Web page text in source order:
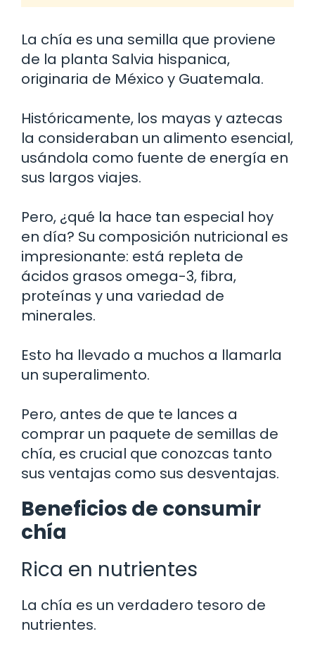
La chía es una semilla que proviene
de la planta Salvia hispanica,
originaria de México y Guatemala.
Históricamente, los mayas y aztecas
la consideraban un alimento esencial,
usándola como fuente de energía en
sus largos viajes.
Pero, ¿qué la hace tan especial hoy
en día? Su composición nutricional es
impresionante: está repleta de
ácidos grasos omega-3, fibra,
proteínas y una variedad de
minerales.
Esto ha llevado a muchos a llamarla
un superalimento.
Pero, antes de que te lances a
comprar un paquete de semillas de
chía, es crucial que conozcas tanto
sus ventajas como sus desventajas.
Beneficios de consumir
chía
Rica en nutrientes
La chía es un verdadero tesoro de
nutrientes.